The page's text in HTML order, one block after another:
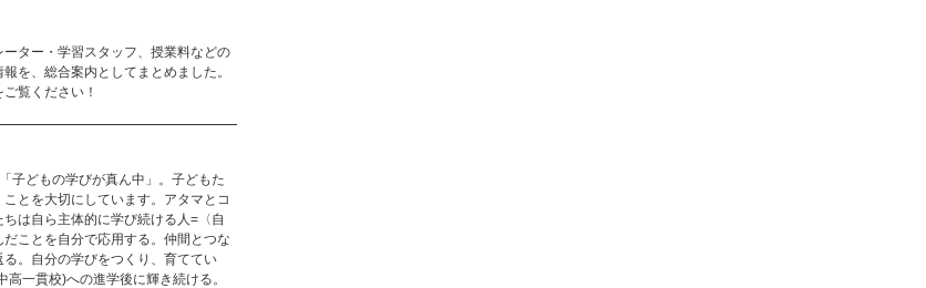
ター・学習スタッフ、授業料などの
を、総合案内としてまとめました。
覧ください！
子どもの学びが真ん中」。子どもた
とを大切にしています。アタマとコ
は自ら主体的に学び続ける人=〈自
ことを自分で応用する。仲間とつな
。自分の学びをつくり、育ててい
一貫校)への進学後に輝き続ける。